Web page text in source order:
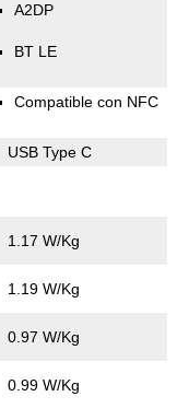
A2DP
BT LE
Compatible con NFC
USB Type C
1.17 W/Kg
1.19 W/Kg
0.97 W/Kg
0.99 W/Kg